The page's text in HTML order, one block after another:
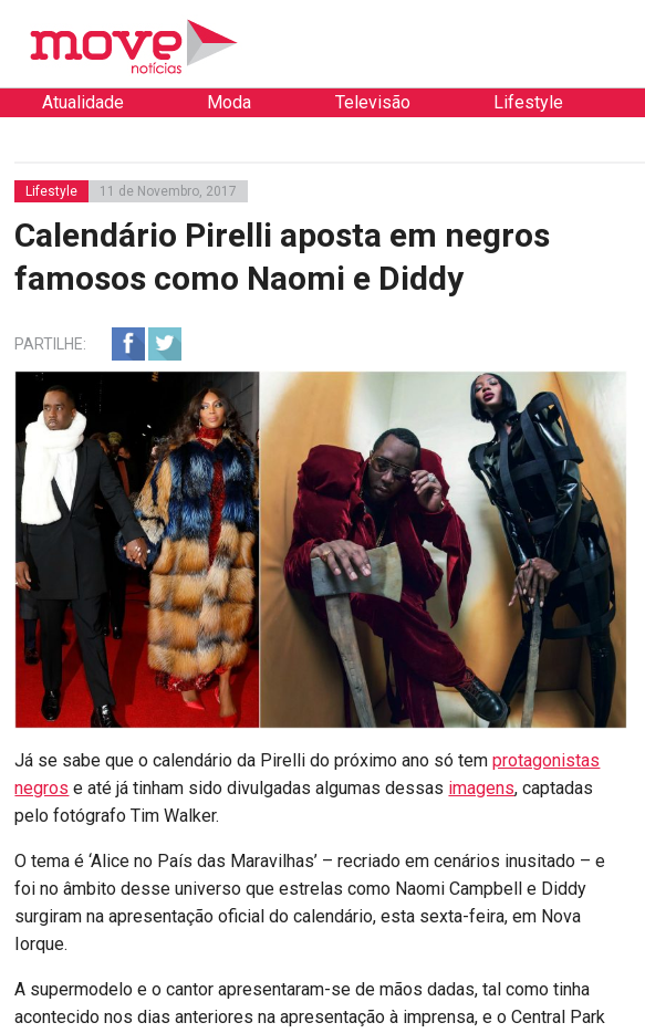
Atualidade Moda Televisão Lifestyle
Lifestyle 11 de Novembro, 2017
Calendário Pirelli aposta em negros
famosos como Naomi e Diddy
PARTILHE:
Já se sabe que o calendário da Pirelli do próximo ano só temprotagonistas
negros e até já tinham sido divulgadas algumas dessas imagens, captadas
pelo fotógrafo Tim Walker.
O tema é ‘Alice no País das Maravilhas’ – recriado em cenários inusitado – e
foi no âmbito desse universo que estrelas como Naomi Campbell e Diddy
surgiram na apresentação oficial do calendário, esta sexta-feira, em Nova
Iorque.
A supermodelo e o cantor apresentaram-se de mãos dadas, tal como tinha
acontecido nos dias anteriores na apresentação à imprensa, e o Central Park